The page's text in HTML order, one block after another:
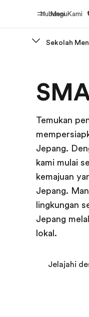
Menu
Hubungi Kami
Sekolah
Temukan
Jepang.
kami mulai
kemajuan
Jepang.
lingkungan
Jepang
lokal.
Jelajahi